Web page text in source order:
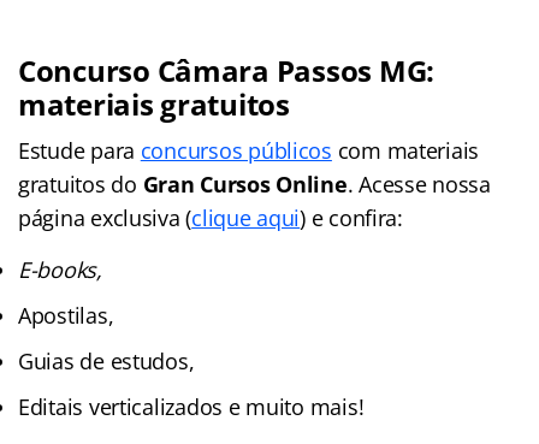
Concurso Câmara Passos MG:
materiais gratuitos
Estude para concursos públicos com materiais
gratuitos do Gran Cursos Online. Acesse nossa
página exclusiva (clique aqui) e confira:
E-books,
Apostilas,
Guias de estudos,
Editais verticalizados e muito mais!